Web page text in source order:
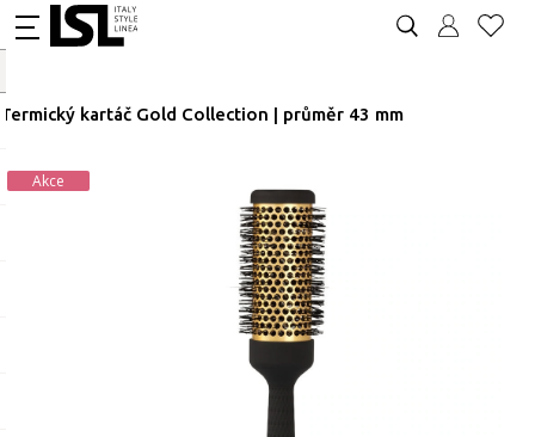
Termický kartáč Gold Collection | průměr 43 mm
Akce